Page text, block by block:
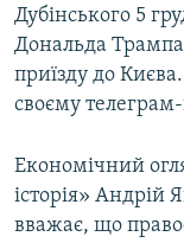
Дубінського 5
Дональда Трампа
приїзду до
своєму
Економічний
історія»
вважає, що